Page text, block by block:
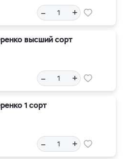
– +
высший сорт
– +
1 сорт
– +